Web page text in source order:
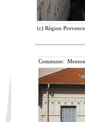
(c) Région
Commune: